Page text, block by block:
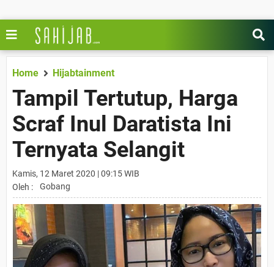
Home Hijabtainment
Tampil Tertutup, Harga
Scraf Inul Daratista Ini
Ternyata Selangit
Kamis, 12 Maret 2020 | 09:15 WIB
Oleh :
Gobang